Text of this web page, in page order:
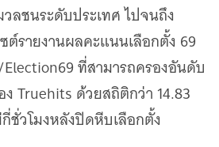
ลชนระดับประเทศ ไปจนถึง
ต์รายงานผลคะแนนเลือกตั้ง 69
ที่สามารถครองอันดับ
Truehits ด้วยสถิติกว่า 14.83
ชั่วโมงหลังปิดหีบเลือกตั้ง